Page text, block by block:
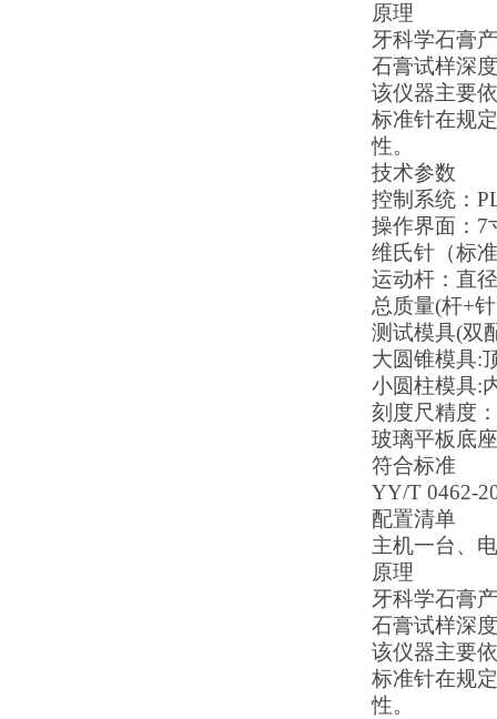
原理
牙科学石膏
石膏试样深
该仪器主要
标准针在规
性。
技术参数
控制系统：
操作界面： 7
维氏针（标
运动杆：直径
总质量(杆+针
测试模具(双
大圆锥模具:
小圆柱模具:
刻度尺精度：
玻璃平板底座
符合标准
YY/T 0462-
配置清单
主机一台、
原理
牙科学石膏
石膏试样深
该仪器主要
标准针在规
性。